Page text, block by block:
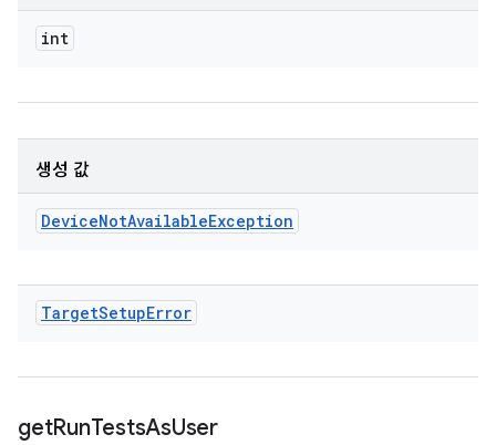
int
생성 값
DeviceNotAvailableException
TargetSetupError
getRunTestsAsUser